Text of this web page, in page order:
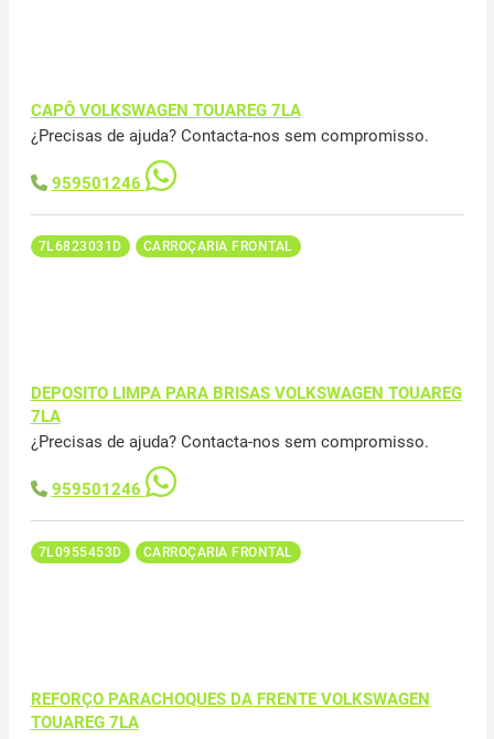
CAPÔ VOLKSWAGEN TOUAREG 7LA
¿Precisas de ajuda? Contacta-nos sem compromisso.
959501246
7L6823031D CARROÇARIA FRONTAL
DEPOSITO LIMPA PARA BRISAS VOLKSWAGEN TOUAREG
7LA
¿Precisas de ajuda? Contacta-nos sem compromisso.
959501246
7L0955453D CARROÇARIA FRONTAL
REFORÇO PARACHOQUES DA FRENTE VOLKSWAGEN
TOUAREG 7LA